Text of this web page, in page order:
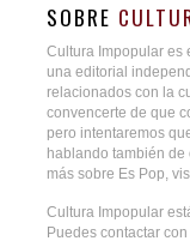
SOBRE
Cultura Impopular es
una editorial
relacionados con la
convencerte de que
pero intentaremos
hablando también de
más sobre Es Pop,
Cultura Impopular
Puedes contactar